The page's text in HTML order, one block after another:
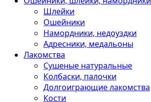
Шлейки
Ошейники
Намордники, недоуздки
Адресники, медальоны
Лакомства
Сушеные натуральные
Колбаски, палочки
Долгоиграющие лакомства
Кости